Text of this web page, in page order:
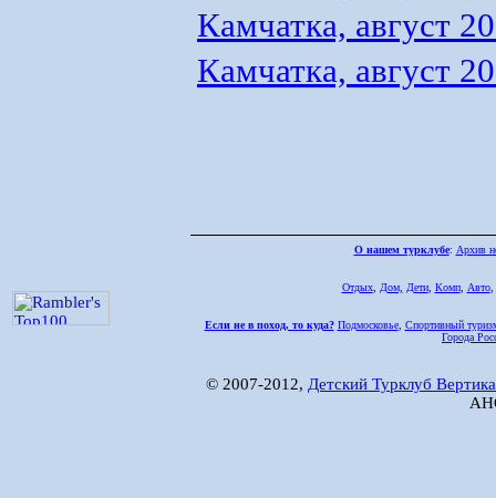
Камчатка, август
Камчатка, август
О нашем турклубе: Архив
Отдых, Дом, Дети, Комп, Авто,
Если не в поход, то куда? Подмосковье, Спортивный
Города
© 2007-2012, Детский Турклуб